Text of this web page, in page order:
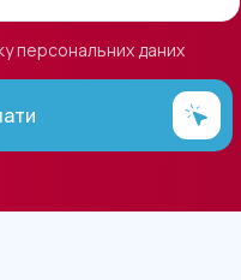
персональних даних